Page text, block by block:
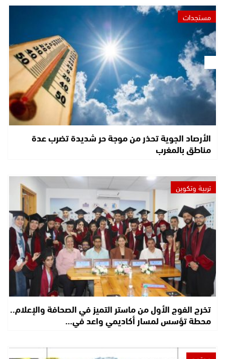
مستجدات
الأرصاد الجوية تحذر من موجة حر شديدة تضرب عدة
مناطق بالمغرب
تربية وتكوين
تخرج الفوج الأول من ماستر التميز في الصحافة والإعلام..
محطة تؤسس لمسار أكاديمي واعد في…